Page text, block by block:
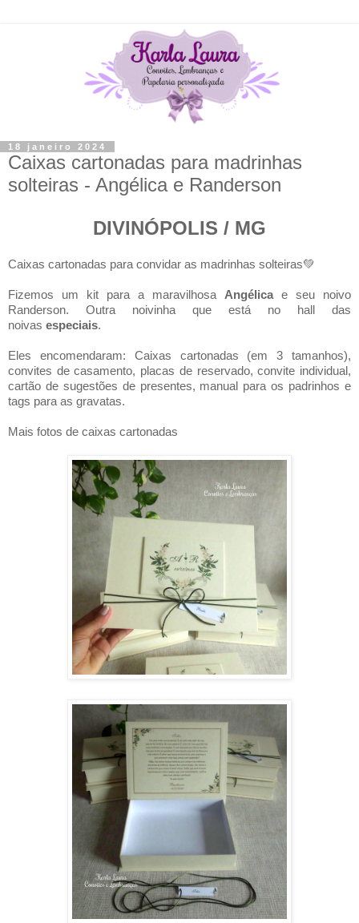
18 janeiro 2024
Caixas cartonadas para madrinhas
solteiras - Angélica e Randerson
DIVINÓPOLIS / MG
Caixas cartonadas para convidar as madrinhas solteiras💚
Fizemos um kit para a maravilhosa Angélica e seu noivo
Randerson. Outra noivinha que está no hall das
noivas especiais.
Eles encomendaram: Caixas cartonadas (em 3 tamanhos),
convites de casamento, placas de reservado, convite individual,
cartão de sugestões de presentes, manual para os padrinhos e
tags para as gravatas.
Mais fotos de caixas cartonadas